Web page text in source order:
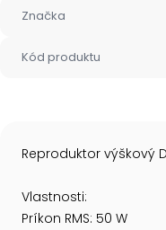
Značka
Kód produktu
Reproduktor výškový
Vlastnosti:
Príkon RMS: 50 W